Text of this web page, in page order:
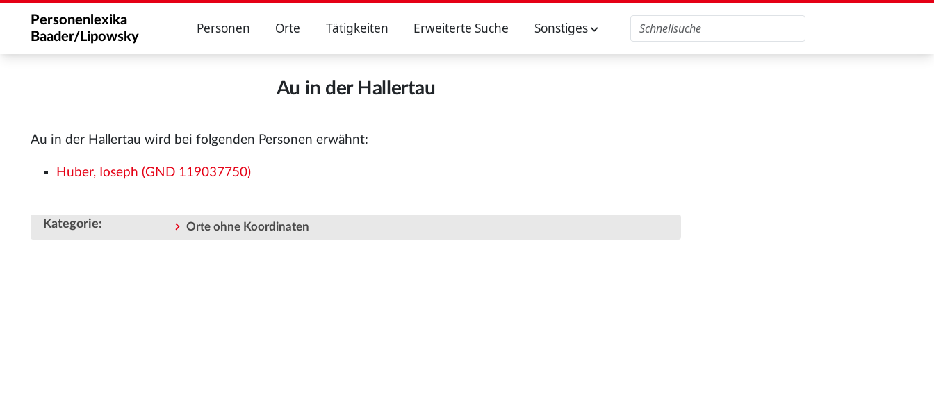
Personenlexika
Baader/Lipowsky
Personen Orte Tätigkeiten Erweiterte Suche Sonstiges
Au in der Hallertau
Au in der Hallertau wird bei folgenden Personen erwähnt:
Huber, Ioseph (GND 119037750)
Kategorie: Orte ohne Koordinaten